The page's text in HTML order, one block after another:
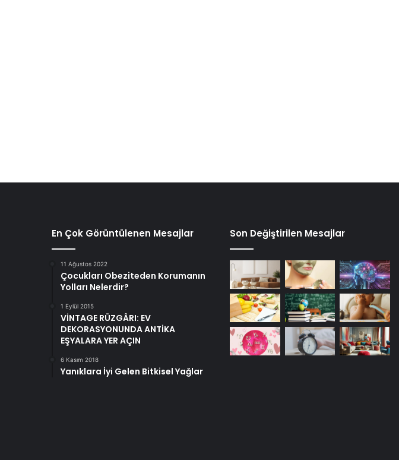
En Çok Görüntülenen Mesajlar
11 Ağustos 2022
Çocukları Obeziteden Korumanın
Yolları Nelerdir?
1 Eylül 2015
VİNTAGE RÜZGÂRI: EV
DEKORASYONUNDA ANTİKA
EŞYALARA YER AÇIN
6 Kasım 2018
Yanıklara İyi Gelen Bitkisel Yağlar
Son Değiştirilen Mesajlar